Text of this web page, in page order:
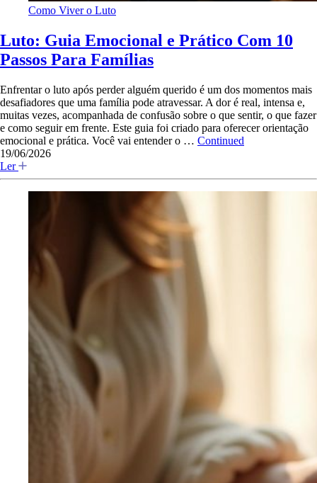
Como Viver o Luto
Luto: Guia Emocional e Prático Com 10
Passos Para Famílias
Enfrentar o luto após perder alguém querido é um dos momentos mais
desafiadores que uma família pode atravessar. A dor é real, intensa e,
muitas vezes, acompanhada de confusão sobre o que sentir, o que fazer
e como seguir em frente. Este guia foi criado para oferecer orientação
emocional e prática. Você vai entender o … Continued
19/06/2026
Ler